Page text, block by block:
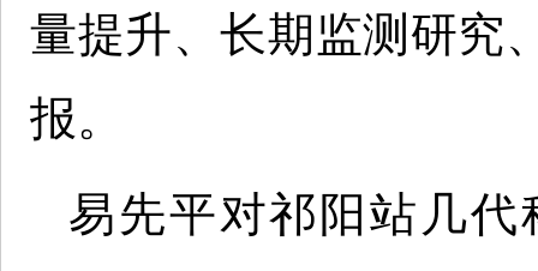
量提升、长期监测研究
报。
易先平对祁阳站几